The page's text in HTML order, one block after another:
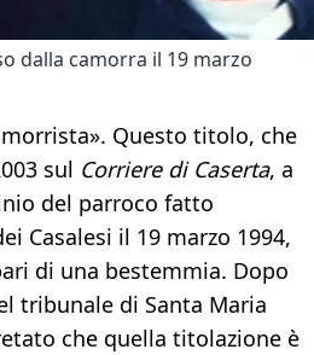
dalla camorra il 19 marzo
Questo titolo, che
sul Corriere di Caserta, a
del parroco fatto
Casalesi il 19 marzo 1994,
di una bestemmia. Dopo
tribunale di Santa Maria
che quella titolazione è